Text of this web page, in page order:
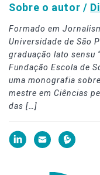
Sobre o autor /
Formado em
Universidade de São
graduação lato sensu
Fundação Escola de
uma monografia
mestre em Ciências
das […]